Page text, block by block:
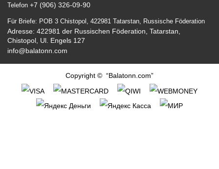
Telefon +7 (906) 326-09-90
Für Briefe: POB 3 Chistopol, 422981 Tatarstan, Russische Föderation
Adresse: 422981 der Russischen Föderation, Tatarstan,
Chistopol, Ul. Engels 127
info@balatonn.com
Copyright © “Balatonn.com”